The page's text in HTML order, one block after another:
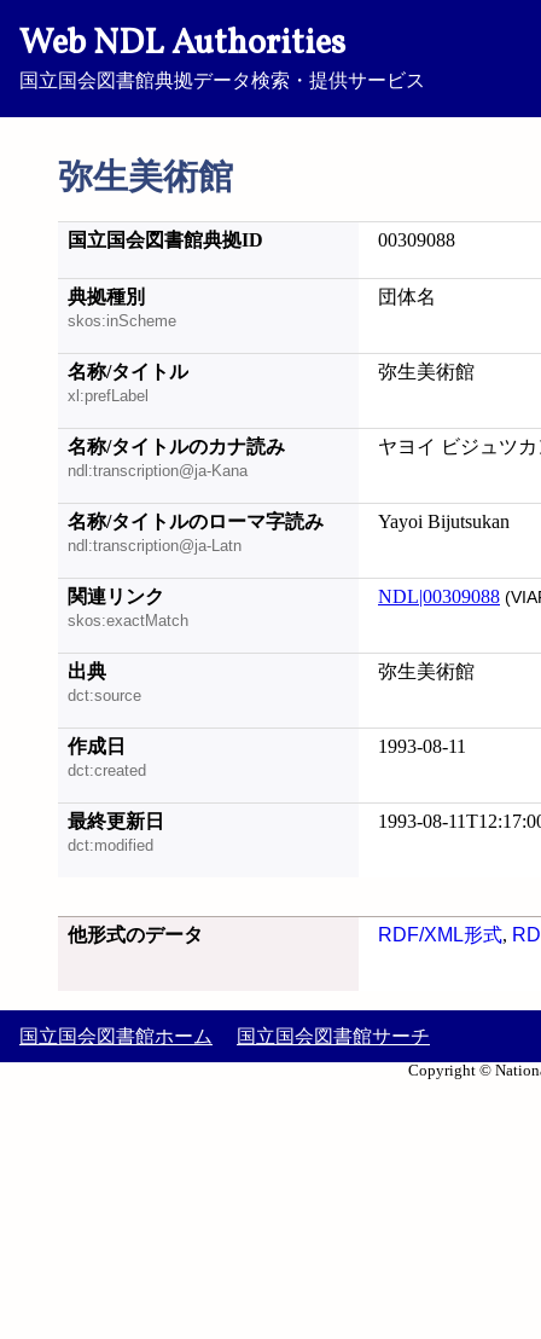
Web NDL Authorities
国立国会図書館典拠データ検索・提供サービス
弥生美術館
国立国会図書館典拠ID 00309088
典拠種別
skos:inScheme
団体名
名称/タイトル
xl:prefLabel
弥生美術館
名称/タイトルのカナ読み
ndl:transcription@ja-Kana
ヤヨイ ビジュツカ
名称/タイトルのローマ字読み
ndl:transcription@ja-Latn
Yayoi Bijutsukan
関連リンク
skos:exactMatch
NDL|00309088
出典
dct:source
弥生美術館
作成日
dct:created
1993-08-11
最終更新日
dct:modified
1993-08-
他形式のデータ RDF/XML形式,
国立国会図書館ホーム 国立国会図書館サーチ
Copyright ©